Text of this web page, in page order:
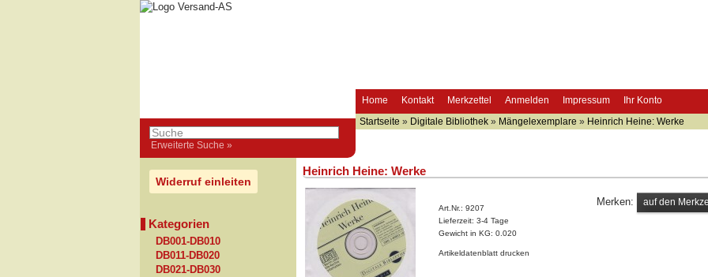
Home Kontakt Merkzettel Anmelden Impressum Ihr Konto
Erweiterte Suche »
Startseite » Digitale Bibliothek » Mängelexemplare » Heinrich Heine: Werke
Widerruf einleiten
Kategorien
DB001-DB010
DB011-DB020
DB021-DB030
Heinrich Heine: Werke
Art.Nr.: 9207
Lieferzeit: 3-4 Tage
Gewicht in KG: 0.020
Artikeldatenblatt drucken
Merken: